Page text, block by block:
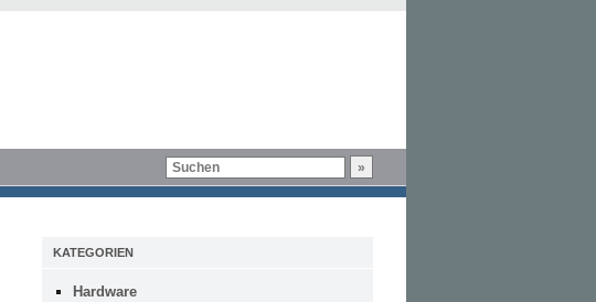
KATEGORIEN
Hardware